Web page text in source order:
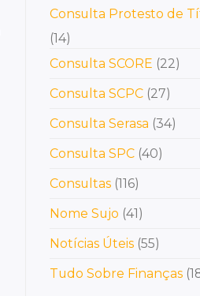
Consulta Protesto de
(14)
Consulta SCORE (22)
Consulta SCPC (27)
Consulta Serasa (34)
Consulta SPC (40)
Consultas (116)
Nome Sujo (41)
Notícias Úteis (55)
Tudo Sobre Finanças